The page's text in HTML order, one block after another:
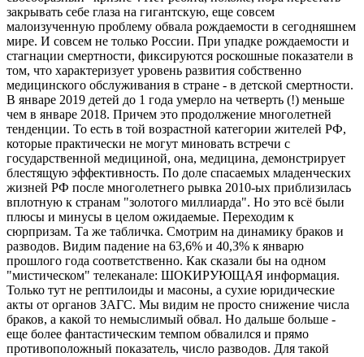
закрывать себе глаза на гигантскую, еще совсем
малоизученную проблему обвала рождаемости в сегодняшнем
мире. И совсем не только России. При упадке рождаемости и
стагнации смертности, фиксируются роскошные показатели в
том, что характеризует уровень развития собственно
медицинского обслуживания в стране - в детской смертности.
В январе 2019 детей до 1 года умерло на четверть (!) меньше
чем в январе 2018. Причем это продолжение многолетней
тенденции. То есть в той возрастной категории жителей РФ,
которые практически не могут миновать встречи с
государственной медициной, она, медицина, демонстрирует
блестящую эффективность. По доле спасаемых младенческих
жизней РФ после многолетнего рывка 2010-ых приблизилась
вплотную к странам "золотого миллиарда". Но это всё были
плюсы и минусы в целом ожидаемые. Переходим к
сюрпризам. Та же табличка. Смотрим на динамику браков и
разводов. Видим падение на 63,6% и 40,3% к январю
прошлого года соответственно. Как сказали бы на одном
"мистическом" телеканале: ШОКИРУЮЩАЯ информация.
Только тут не рептилоиды и масоны, а сухие юридические
акты от органов ЗАГС. Мы видим не просто снижение числа
браков, а какой то немыслимый обвал. Но дальше больше -
еще более фантастическим темпом обвалился и прямо
противоположный показатель, число разводов. Для такой